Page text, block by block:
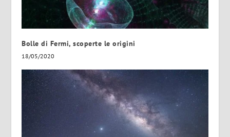
Bolle di Fermi, scoperte le origini
18/05/2020